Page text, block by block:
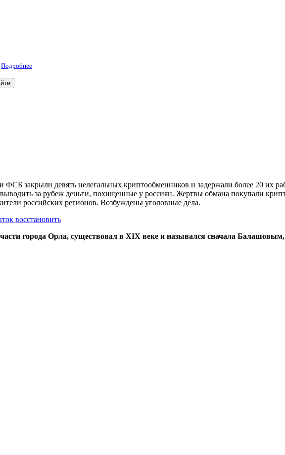
Подробнее
закрыли девять нелегальных криптообменников и задержали более 20 их
за рубеж деньги, похищенные у россиян. Жертвы обмана покупали
российских регионов. Возбуждены уголовные дела.
восстановить
города Орла, существовал в XIX веке и назывался сначала